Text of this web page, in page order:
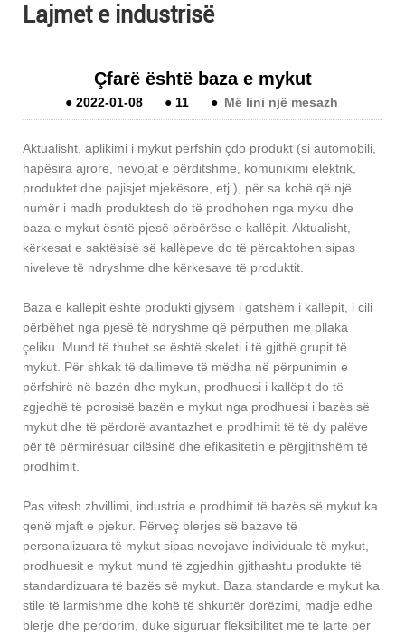
Lajmet e industrisë
Çfarë është baza e mykut
● 2022-01-08 ● 11 ● Më lini një mesazh
Aktualisht, aplikimi i mykut përfshin çdo produkt (si automobili,
hapësira ajrore, nevojat e përditshme, komunikimi elektrik,
produktet dhe pajisjet mjekësore, etj.), për sa kohë që një
numër i madh produktesh do të prodhohen nga myku dhe
baza e mykut është pjesë përbërëse e kallëpit. Aktualisht,
kërkesat e saktësisë së kallëpeve do të përcaktohen sipas
niveleve të ndryshme dhe kërkesave të produktit.
Baza e kallëpit është produkti gjysëm i gatshëm i kallëpit, i cili
përbëhet nga pjesë të ndryshme që përputhen me pllaka
çeliku. Mund të thuhet se është skeleti i të gjithë grupit të
mykut. Për shkak të dallimeve të mëdha në përpunimin e
përfshirë në bazën dhe mykun, prodhuesi i kallëpit do të
zgjedhë të porosisë bazën e mykut nga prodhuesi i bazës së
mykut dhe të përdorë avantazhet e prodhimit të të dy palëve
për të përmirësuar cilësinë dhe efikasitetin e përgjithshëm të
prodhimit.
Pas vitesh zhvillimi, industria e prodhimit të bazës së mykut ka
qenë mjaft e pjekur. Përveç blerjes së bazave të
personalizuara të mykut sipas nevojave individuale të mykut,
prodhuesit e mykut mund të zgjedhin gjithashtu produkte të
standardizuara të bazës së mykut. Baza standarde e mykut ka
stile të larmishme dhe kohë të shkurtër dorëzimi, madje edhe
blerje dhe përdorim, duke siguruar fleksibilitet më të lartë për